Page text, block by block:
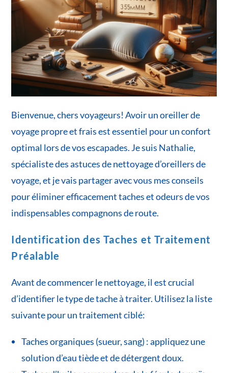
Bienvenue, chers voyageurs! Avoir un oreiller de
voyage propre et frais est essentiel pour un confort
optimal lors de vos escapades. Je suis Nathalie,
spécialiste des astuces de nettoyage d’oreillers de
voyage, et je vais partager avec vous mes conseils
pour éliminer efficacement taches et odeurs de vos
indispensables compagnons de route.
Identification des Taches et Traitement
Préalable
Avant de commencer le nettoyage, il est crucial
d’identifier le type de tache à traiter. Utilisez la liste
suivante pour un traitement ciblé:
Taches organiques (sueur, sang) : appliquez une
solution d’eau tiède et de détergent doux.